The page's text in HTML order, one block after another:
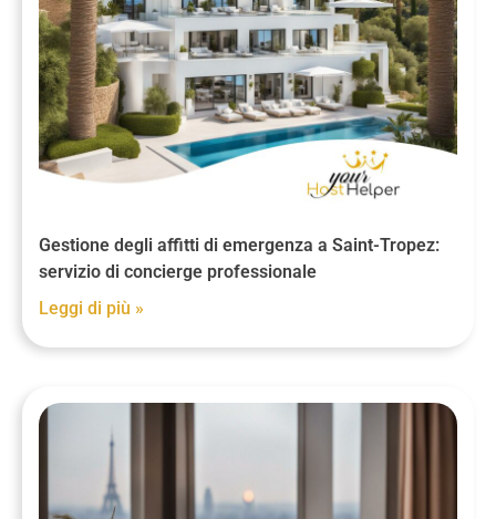
Gestione degli affitti di emergenza a Saint-Tropez:
servizio di concierge professionale
Leggi di più »